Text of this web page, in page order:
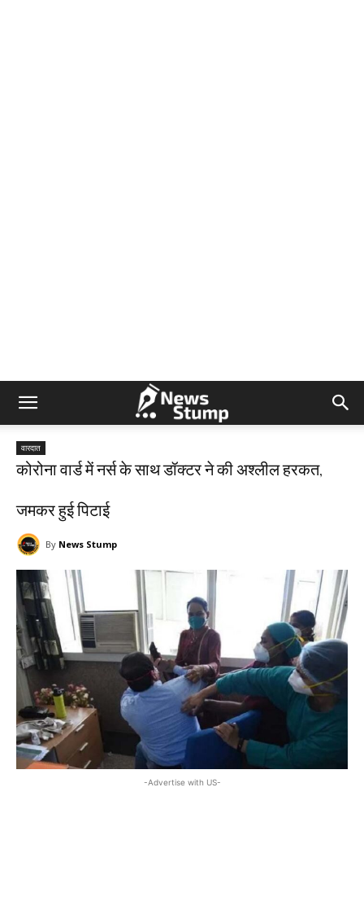
वारदात
कोरोना वार्ड में नर्स के साथ डॉक्टर ने की अश्लील हरकत,
जमकर हुई पिटाई
By News Stump
-Advertise with US-